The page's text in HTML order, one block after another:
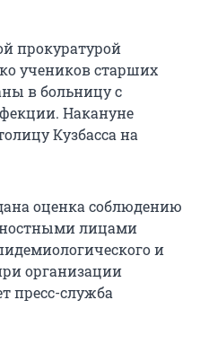
прокуратурой
учеников старших
в больницу с
Накануне
Кузбасса на
оценка соблюдению
лицами
и
организации
пресс-служба